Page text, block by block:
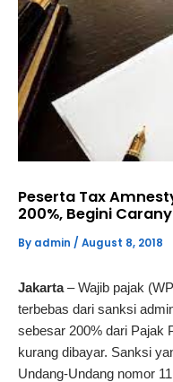
Peserta Tax
200%, Begini
By admin / August 8, 2018
Jakarta– Wajib pajak
terbebas dari sanksi
sebesar 200% dari Pajak
kurang dibayar. Sanksi
Undang-Undang nomor